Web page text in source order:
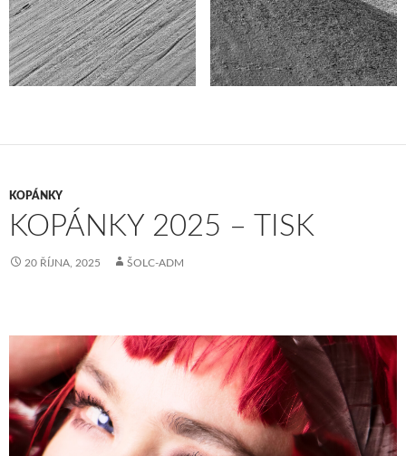
KOPÁNKY
KOPÁNKY 2025 – TISK
20 ŘÍJNA, 2025 ŠOLC-ADM